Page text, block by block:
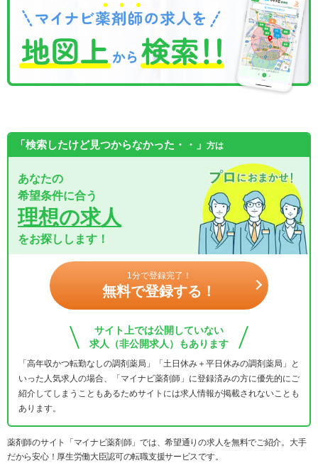
「検索したけど見つからなかった・・」 方は
あなたの
希望条件に合う
理想の求人
をお探しします！
1分で登録完了！
無料で登録する！
サイト上では公開していない
求人（非公開求人）もあります
「高年収かつ転勤なしの調剤薬局」「土日休み＋平日休みの調剤薬局」と
いった人気求人の場合、「マイナビ薬剤師」に登録済みの方に優先的にご
紹介してしまうこともあるためサイトには求人情報が掲載されないことも
あります。
薬剤師のサイト「マイナビ薬剤師」では、希望通りの求人を無料でご紹介。大手
だから安心！厚生労働大臣認可の転職支援サービスです。